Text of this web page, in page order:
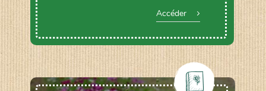
Accéder